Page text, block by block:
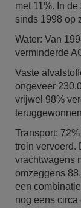
met 11%. In
sinds 1998 op
Water: Van
verminderde
Vaste
ongeveer
vrijwel 98%
Transport:
trein vervoerd.
vrachtwagens
omzeggens
een
nog eens